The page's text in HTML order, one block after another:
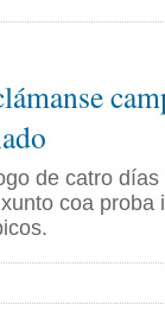
de catro
coa proba